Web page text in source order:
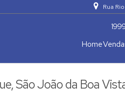
Rua
Home
São João da Boa